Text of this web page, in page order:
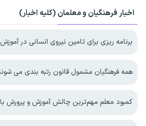
اخبار فرهنگیان و معلمان (کلیه اخبار)
برنامه‌ ریزی برای تامین نیروی انسانی در آموزش و
همه فرهنگیان مشمول قانون رتبه بندی می
کمبود معلم مهم‌ترین چالش آموزش و پرورش